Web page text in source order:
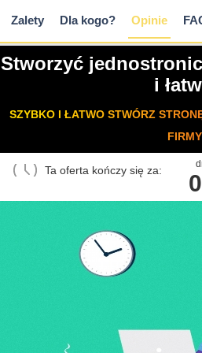
Zalety Dla kogo? Opinie
Stworzyć
i
SZYBKO I ŁATWO STWÓRZ
Ta oferta kończy się za: